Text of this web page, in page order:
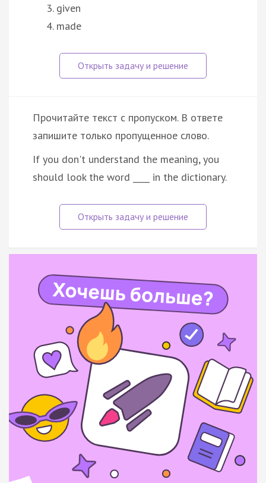
given
made
Прочитайте текст с пропуском. В ответе
запишите только пропущенное слово.
If you don't understand the meaning, you
should look the word ____ in the dictionary.